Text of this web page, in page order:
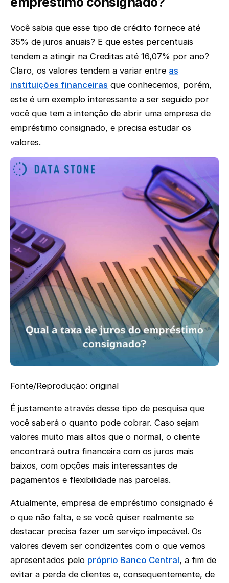
Você sabia que esse tipo de crédito fornece até
35% de juros anuais? E que estes percentuais
tendem a atingir na Creditas até 16,07% por ano?
Claro, os valores tendem a variar entre as
instituições financeiras que conhecemos, porém,
este é um exemplo interessante a ser seguido por
você que tem a intenção de abrir uma empresa de
empréstimo consignado, e precisa estudar os
valores.
Fonte/Reprodução: original
É justamente através desse tipo de pesquisa que
você saberá o quanto pode cobrar. Caso sejam
valores muito mais altos que o normal, o cliente
encontrará outra financeira com os juros mais
baixos, com opções mais interessantes de
pagamentos e flexibilidade nas parcelas.
Atualmente, empresa de empréstimo consignado é
o que não falta, e se você quiser realmente se
destacar precisa fazer um serviço impecável. Os
valores devem ser condizentes com o que vemos
apresentados pelo próprio Banco Central, a fim de
evitar a perda de clientes e, consequentemente, de